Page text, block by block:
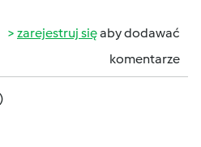
zarejestruj sięaby dodawać
komentarze